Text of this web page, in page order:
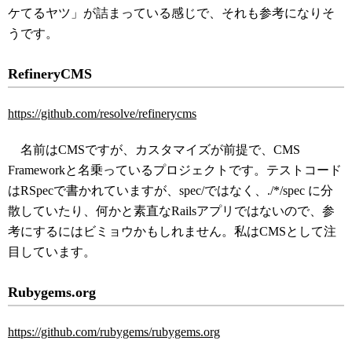
ケてるヤツ」が詰まっている感じで、それも参考になりそ
うです。
RefineryCMS
https://github.com/resolve/refinerycms
名前はCMSですが、カスタマイズが前提で、CMS
Frameworkと名乗っているプロジェクトです。テストコード
はRSpecで書かれていますが、spec/ではなく、./*/spec に分
散していたり、何かと素直なRailsアプリではないので、参
考にするにはビミョウかもしれません。私はCMSとして注
目しています。
Rubygems.org
https://github.com/rubygems/rubygems.org